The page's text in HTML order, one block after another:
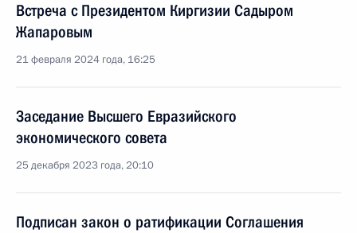
Встреча с Президентом Киргизии Садыром
Жапаровым
21 февраля 2024 года, 16:25
Заседание Высшего Евразийского
экономического совета
25 декабря 2023 года, 20:10
Подписан закон о ратификации Соглашения